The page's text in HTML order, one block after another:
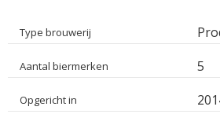
Type brouwerij
Aantal biermerken 5
Opgericht in